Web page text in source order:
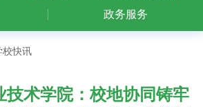
政务服务
校快讯
技术学院：校地协同铸牢